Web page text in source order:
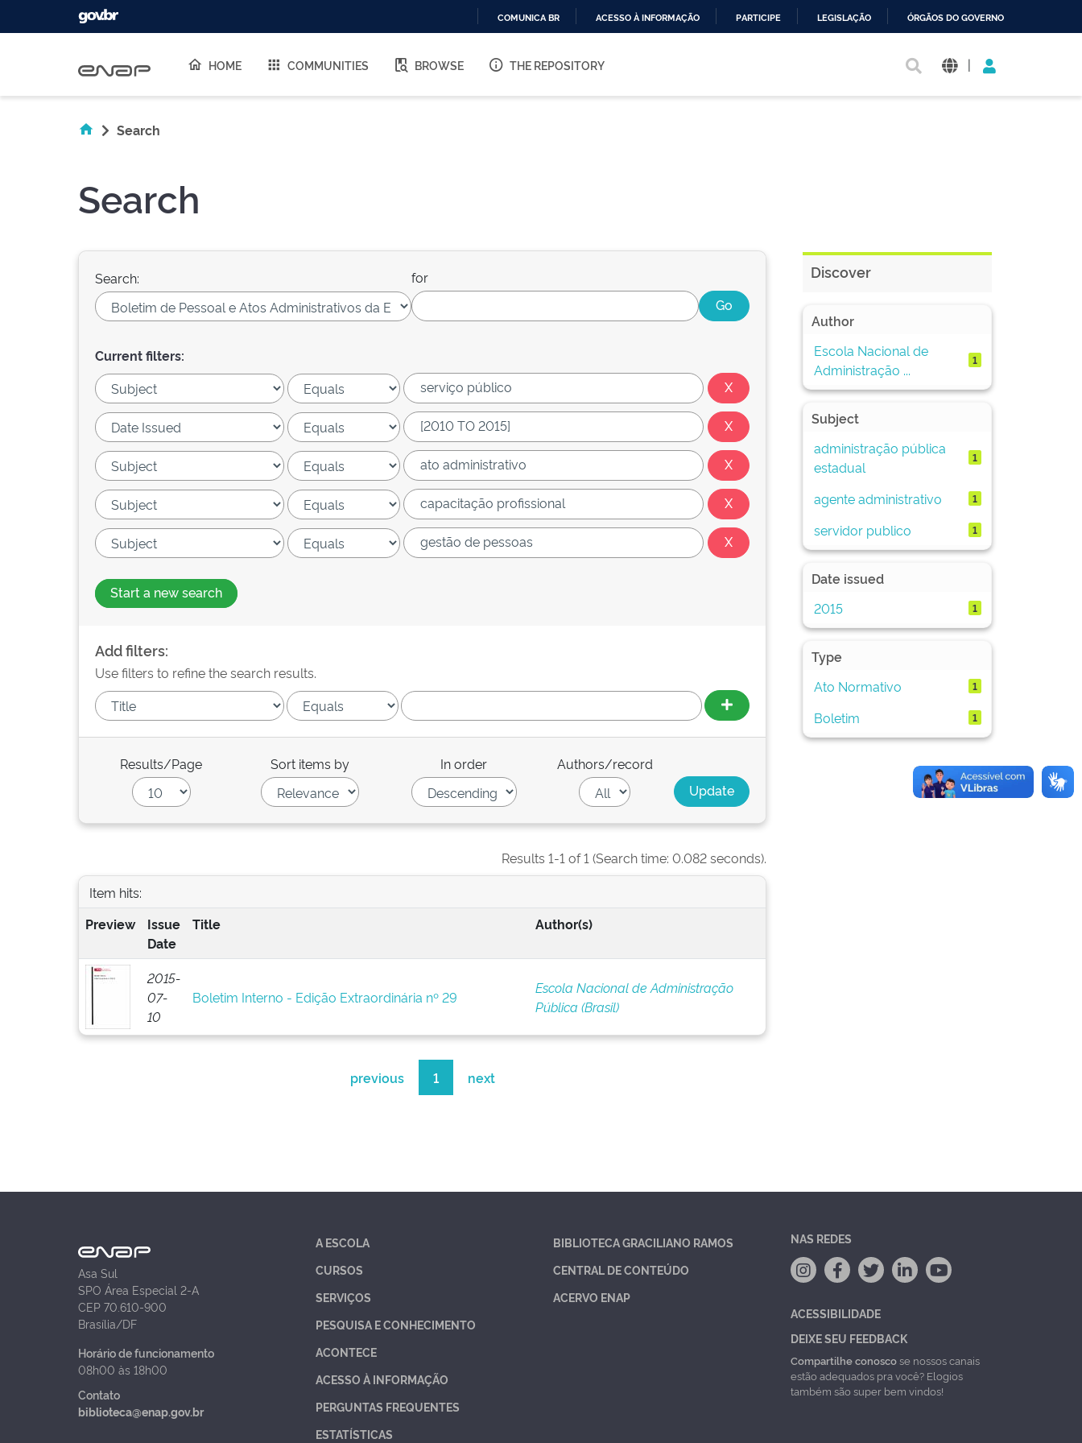
O
COMUNICA BR ACESSO À INFORMAÇÃO PARTICIPE LEGISLAÇÃO ÓRGÃOS DO GOVERNO
HOME COMMUNITIES BROWSE THE REPOSITORY |
Search
Search
Search: for
Current filters:
Start a new search
Add filters:
Use filters to refine the search results.
Results/Page Sort items by In order Authors/record
Results 1-1 of 1 (Search time: 0.082 seconds).
Item hits:
Preview
Issue
Date
Title Author(s)
2015-
07-
10
Boletim Interno - Edição Extraordinária nº 29
Escola Nacional de Administração
Pública (Brasil)
previous 1 next
Discover
Author
Escola Nacional de
Administração ...
1
Subject
administração pública
estadual
1
agente administrativo 1
servidor publico 1
Date issued
2015
1
Type
Ato Normativo
1
Boletim 1
Asa Sul
SPO Área Especial 2-A
CEP 70.610-900
Brasília/DF
Horário de funcionamento
08h00 às 18h00
Contato
biblioteca@enap.gov.br
A ESCOLA
CURSOS
SERVIÇOS
PESQUISA E CONHECIMENTO
ACONTECE
ACESSO À INFORMAÇÃO
PERGUNTAS FREQUENTES
ESTATÍSTICAS
BIBLIOTECA GRACILIANO RAMOS
CENTRAL DE CONTEÚDO
ACERVO ENAP
NAS REDES
ACESSIBILIDADE
DEIXE SEU FEEDBACK
Compartilhe conoscose nossos canais
estão adequados pra você? Elogios
também são super bem vindos!